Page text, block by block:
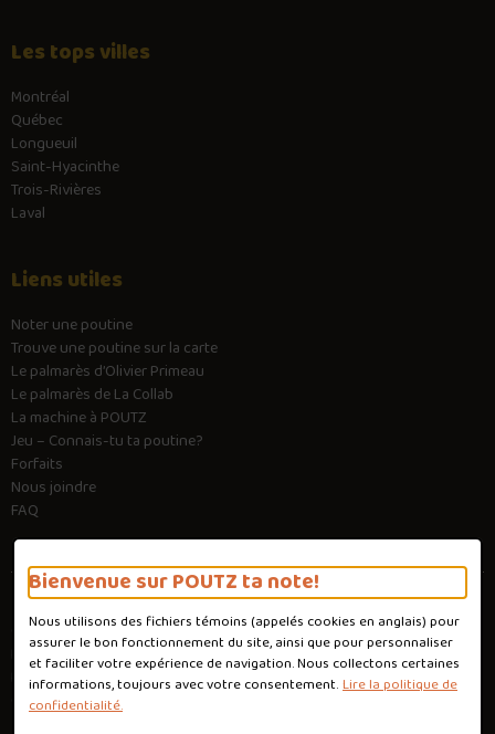
Bienvenue sur POUTZ ta note!
Nous utilisons des fichiers témoins (appelés cookies en anglais) pour
assurer le bon fonctionnement du site, ainsi que pour personnaliser
et faciliter votre expérience de navigation. Nous collectons certaines
informations, toujours avec votre consentement.Lire la politique de
confidentialité.
Les tops villes
Montréal
Québec
Longueuil
Saint-Hyacinthe
Trois-Rivières
Laval
Liens utiles
Noter une poutine
Trouve une poutine sur la carte
Le palmarès d’Olivier Primeau
Le palmarès de La Collab
La machine à POUTZ
Jeu – Connais-tu ta poutine?
Forfaits
Nous joindre
FAQ
Conditions d'utilisation
Politique de confidentialité
Personnaliser les cookies
Conception :Ekloweb